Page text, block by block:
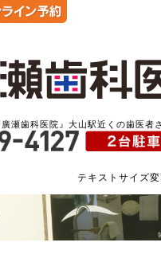
瀬歯科医院』大山駅近くの歯医者
テキストサイズ